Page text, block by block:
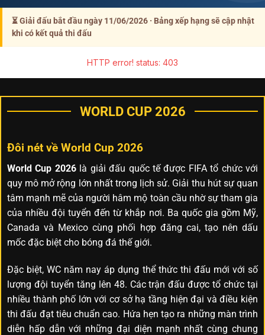
⏳ Giải đấu bắt đầu ngày 11/06/2026 · Bảng xếp hạng sẽ cập nhật
khi có kết quả thi đấu
HTTP error! status: 403
WORLD CUP 2026
Đôi nét về World Cup 2026
World Cup 2026là giải đấu quốc tế được FIFA tổ chức với
quy mô mở rộng lớn nhất trong lịch sử. Giải thu hút sự quan
tâm mạnh mẽ của người hâm mộ toàn cầu nhờ sự tham gia
của nhiều đội tuyển đến từ khắp nơi. Ba quốc gia gồm Mỹ,
Canada và Mexico cùng phối hợp đăng cai, tạo nên dấu
mốc đặc biệt cho bóng đá thế giới.
Đặc biệt, WC năm nay áp dụng thể thức thi đấu mới với số
lượng đội tuyển tăng lên 48. Các trận đấu được tổ chức tại
nhiều thành phố lớn với cơ sở hạ tầng hiện đại và điều kiện
thi đấu đạt tiêu chuẩn cao. Hứa hẹn tạo ra những màn trình
diễn hấp dẫn với những đại diện mạnh nhất cùng chung